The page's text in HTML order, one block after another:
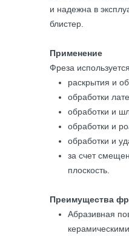
и надежна в
блистер.
Применение
Фреза
раскрытия и
обработки
обработки и
обработки и
обработки и
за счет
плоскость.
Преимущества
Абразивная
керамическими